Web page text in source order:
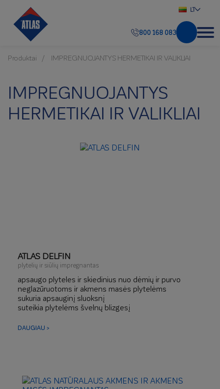
LT
800 168 083
Produktai IMPREGNUOJANTYS HERMETIKAI IR VALIKLIAI
IMPREGNUOJANTYS
HERMETIKAI IR VALIKLIAI
ATLAS DELFIN
plytelių ir siūlių impregnantas
apsaugo plyteles ir skiedinius nuo dėmių ir purvo
neglazūruotoms ir akmens masės plytelėms
sukuria apsauginį sluoksnį
suteikia plytelėms švelnų blizgesį
DAUGIAU >